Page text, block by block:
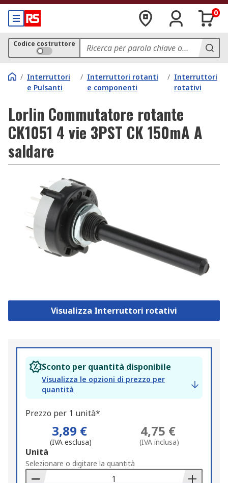
0
Codice costruttore
/ Interruttori
e Pulsanti
/ Interruttori rotanti
e componenti
/ Interruttori
rotativi
Lorlin Commutatore rotante
CK1051 4 vie 3PST CK 150mA A
saldare
Visualizza Interruttori rotativi
Sconto per quantità disponibile
Visualizza le opzioni di prezzo per
quantità
Prezzo per 1 unità*
3,89 €
(IVA esclusa)
4,75 €
(IVA inclusa)
Add
to
Basket
Unità
Selezionare o digitare la quantità